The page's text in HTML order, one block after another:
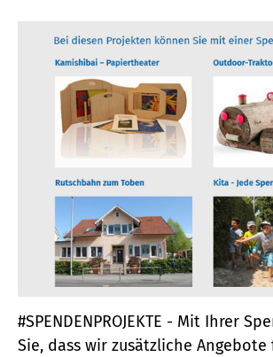
#SPENDENPROJEKTE - Mit Ihrer
Sie, dass wir zusätzliche Angebote